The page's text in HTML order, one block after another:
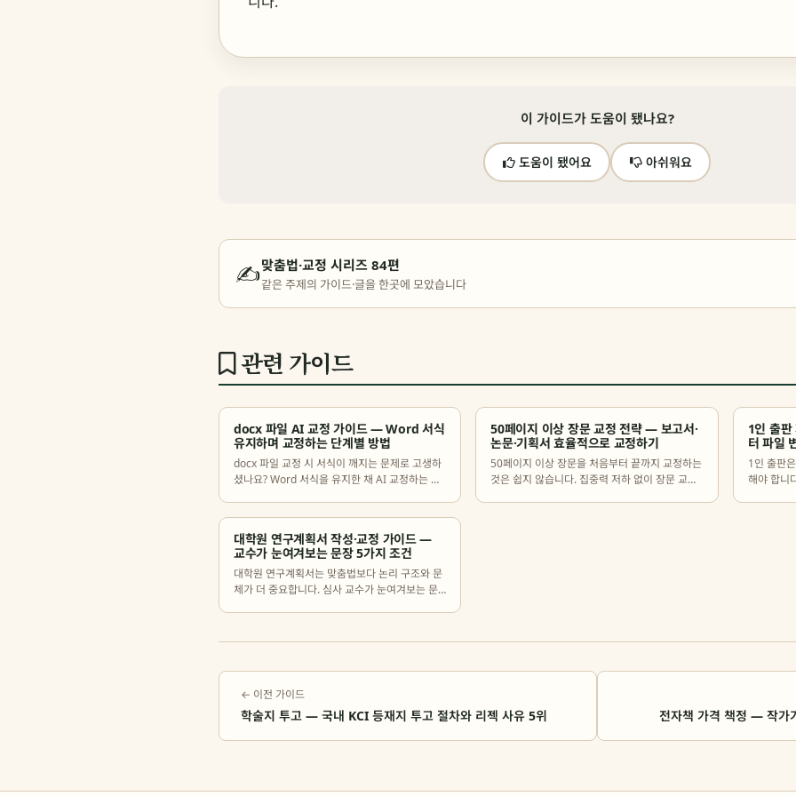
이 가이드가 도움이 됐나요?
도움이 됐어요 아쉬워요
✍️맞춤법·교정 시리즈 84편
같은 주제의 가이드·글을 한곳에 모았습니다
관련 가이드
docx 파일 AI 교정 가이드 — Word 서식
유지하며 교정하는 단계별 방법
docx 파일 교정 시 서식이 깨지는 문제로 고생하
셨나요? Word 서식을 유지한 채 AI 교정하는 방
50페이지 이상 장문 교정 전략 — 보고서·
논문·기획서 효율적으로 교정하기
50페이지 이상 장문을 처음부터 끝까지 교정하는
것은 쉽지 않습니다. 집중력 저하 없이 장문 교정
1인 출
터 파일
1인 출판
해야 합니
대학원 연구계획서 작성·교정 가이드 —
교수가 눈여겨보는 문장 5가지 조건
대학원 연구계획서는 맞춤법보다 논리 구조와 문
체가 더 중요합니다. 심사 교수가 눈여겨보는 문
← 이전 가이드
학술지 투고 — 국내 KCI 등재지 투고 절차와 리젝 사유 5위 전자책 가격 책정 — 작가